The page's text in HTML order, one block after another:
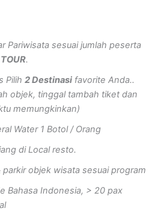
Pariwisata sesuai jumlah peserta
.
Pilih2 Destinasi favorite Anda..
objek, tinggal tambah tiket dan
memungkinkan)
Water 1 Botol / Orang
di Local resto.
parkir objek wisata sesuai program
Bahasa Indonesia, > 20 pax